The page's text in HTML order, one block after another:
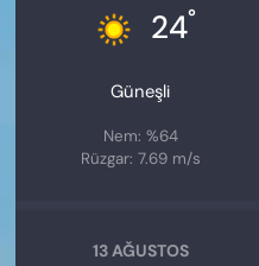
24°
Güneşli
Nem: %64
Rüzgar: 7.69 m/s
13 AĞUSTOS